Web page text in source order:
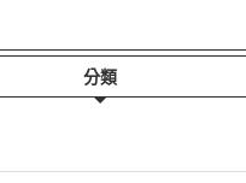
分類